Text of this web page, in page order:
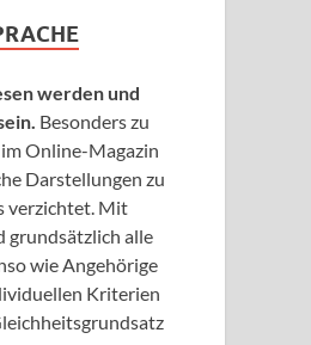
werden und
Besonders zu
Online-Magazin
Darstellungen zu
verzichtet. Mit
grundsätzlich alle
wie Angehörige
Kriterien